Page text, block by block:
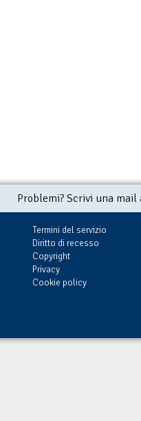
Problemi? Scrivi una
Termini del servizio
Diritto di recesso
Copyright
Privacy
Cookie policy